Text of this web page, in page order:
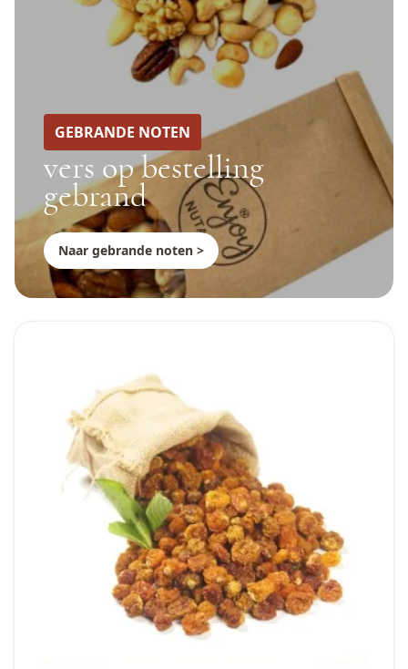
GEBRANDE NOTEN
vers op bestelling
gebrand
Naar gebrande noten >